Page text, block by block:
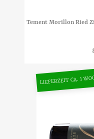
Tement Morillon Ried
LIEFERZEIT CA. 1